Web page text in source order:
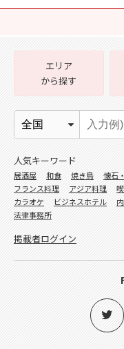
エリア
から探す
人気キーワード
居酒屋 和食 焼き鳥 懐石
フランス料理
アジア料理
カラオケ
ビジネスホテル
法律事務所
掲載者ログイン